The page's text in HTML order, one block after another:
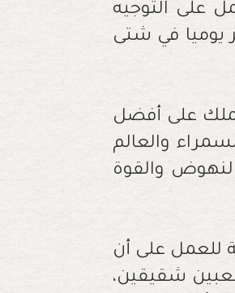
على التوجيه
يوميا في شتى
على أفضل
والعالم
والقوة
للعمل على أن
شقيقين،